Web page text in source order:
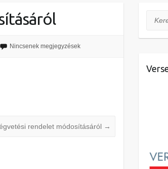
Nincsenek megjegyzések
rendelet módosításáról →
Keresés